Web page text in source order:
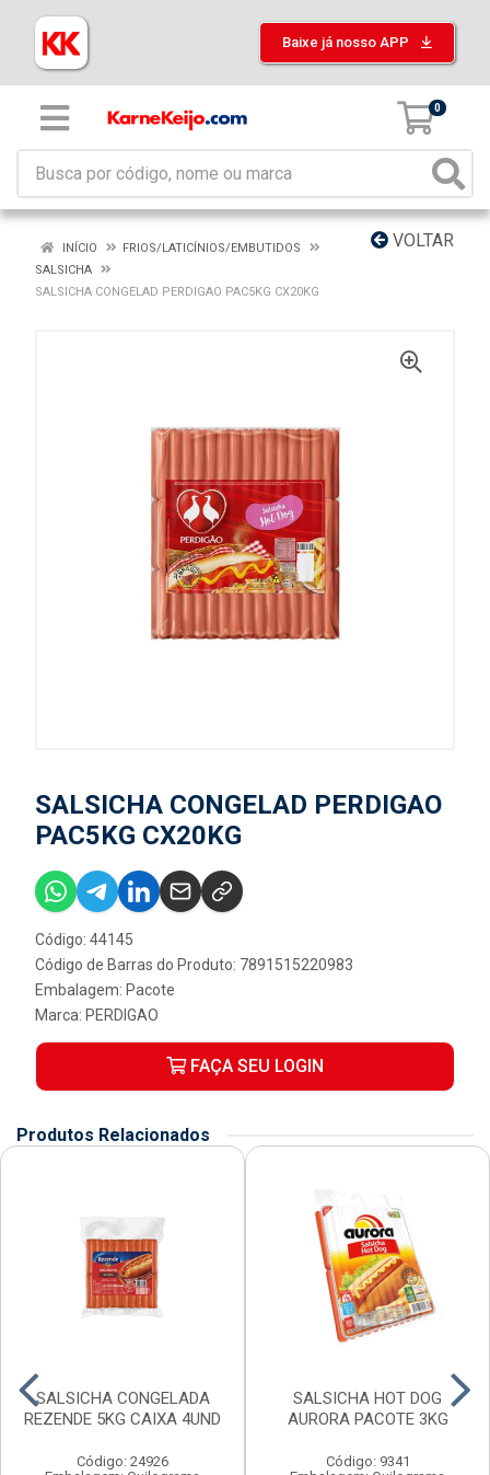
Baixe já nosso APP
0
VOLTAR
INÍCIO
FRIOS/LATICÍNIOS/EMBUTIDOS
SALSICHA
SALSICHA CONGELAD PERDIGAO PAC5KG CX20KG
SALSICHA CONGELAD PERDIGAO
PAC5KG CX20KG
Código: 44145
Código de Barras do Produto: 7891515220983
Embalagem: Pacote
Marca: PERDIGAO
FAÇA SEU LOGIN
Produtos Relacionados
SALSICHA CONGELADA
REZENDE 5KG CAIXA 4UND
Código: 24926
SALSICHA HOT DOG
AURORA PACOTE 3KG
Código: 9341